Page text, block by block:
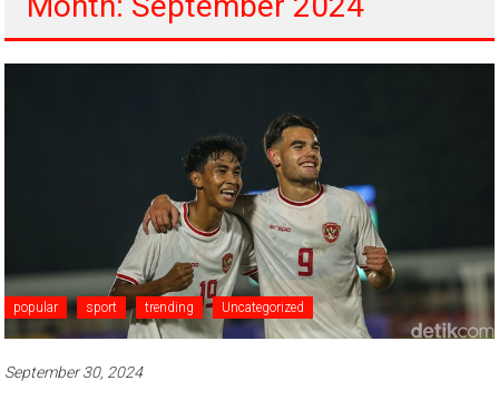
popular sport trending Uncategorized
September 30, 2024